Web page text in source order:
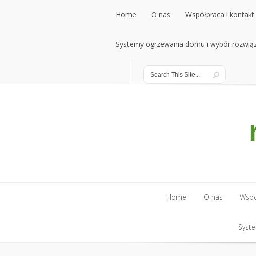
Home O nas Współpraca i kontakt
Systemy ogrzewania domu i wybór
Home O nas